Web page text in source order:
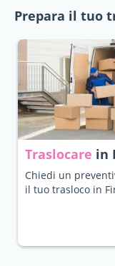
Prepara il tuo
Traslocare in
Chiedi un
il tuo trasloco in